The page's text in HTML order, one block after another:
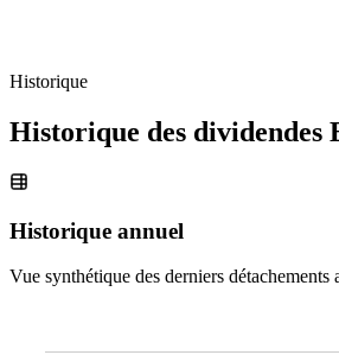
Historique
Historique des dividendes
Historique annuel
Vue synthétique des derniers détachements